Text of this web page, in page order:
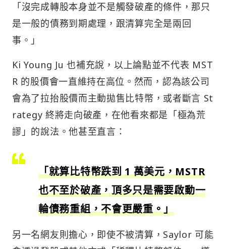
「沒完成轉股本身並不是觸發破產的條件，那只
是一般的債務到期處理，跟清算完全是兩回
事。」
Ki Young Ju 也補充說，以上論點並不代表 MST
R 的股價會一直維持在高位。然而，認為該公司
會為了拉抬股價而主動拋售比特幣，或者斷言 St
rategy 終將走向破產，在他看來都是「極為荒
謬」的說法。他甚至直言：
「就算比特幣跌到 1 萬美元，MSTR
也不至於破產，頂多只是需要啟動一
輪債務重組，不會更嚴重。」
另一名網友則擔心，即使不被清算，Saylor 可能